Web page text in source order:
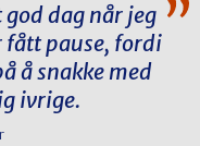
god dag når jeg
fått pause, fordi
å snakke med
ivrige.